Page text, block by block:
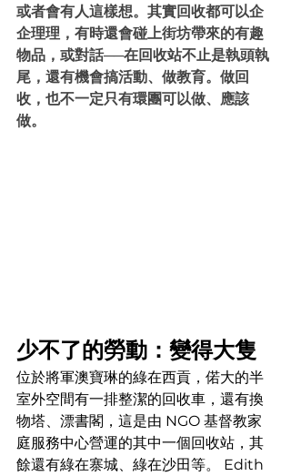
或者會有人這樣想。其實回收都可以企
企理理，有時還會碰上街坊帶來的有趣
物品，或對話──在回收站不止是執頭執
尾，還有機會搞活動、做教育。做回
收，也不一定只有環團可以做、應該
做。
少不了的勞動：變得大隻
位於將軍澳寶琳的綠在西貢，偌大的半
室外空間有一排整潔的回收車，還有換
物塔、漂書閣，這是由 NGO 基督教家
庭服務中心營運的其中一個回收站，其
餘還有綠在寨城、綠在沙田等。 Edith